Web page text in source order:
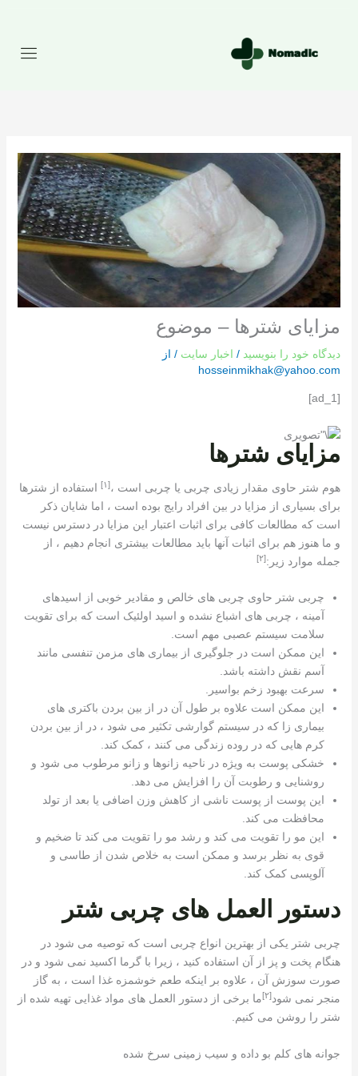
مزایای شترها – موضوع
دیدگاه‌ خود را بنویسید / اخبار سایت / از
hosseinmikhak@yahoo.com
[ad_1]
مزایای شترها
هوم شتر حاوی مقدار زیادی چربی یا چربی است ،[١]
استفاده از شترها
برای بسیاری از مزایا در بین افراد رایج بوده است ، اما شایان ذکر
است که مطالعات کافی برای اثبات اعتبار این مزایا در دسترس نیست
و ما هنوز هم برای اثبات آنها باید مطالعات بیشتری انجام دهیم ، از
جمله موارد زیر:[٢]
چربی شتر حاوی چربی های خالص و مقادیر خوبی از اسیدهای
آمینه ، چربی های اشباع نشده و اسید اولئیک است که برای تقویت
سلامت سیستم عصبی مهم است.
این ممکن است در جلوگیری از بیماری های مزمن تنفسی مانند
آسم نقش داشته باشد.
سرعت بهبود زخم بواسیر.
این ممکن است علاوه بر طول آن در از بین بردن باکتری های
بیماری زا که در سیستم گوارشی تکثیر می شود ، در از بین بردن
کرم هایی که در روده زندگی می کنند ، کمک کند.
خشکی پوست به ویژه در ناحیه زانوها و زانو مرطوب می شود و
روشنایی و رطوبت آن را افزایش می دهد.
این پوست از پوست ناشی از کاهش وزن اضافی یا بعد از تولد
محافظت می کند.
این مو را تقویت می کند و رشد مو را تقویت می کند تا ضخیم و
قوی به نظر برسد و ممکن است به خلاص شدن از طاسی و
آلوپسی کمک کند.
دستور العمل های چربی شتر
چربی شتر یکی از بهترین انواع چربی است که توصیه می شود در
هنگام پخت و پز از آن استفاده کنید ، زیرا با گرما اکسید نمی شود و در
صورت سوزش آن ، علاوه بر اینکه طعم خوشمزه غذا است ، به گاز
منجر نمی شود[٢]
ما برخی از دستور العمل های مواد غذایی تهیه شده از
شتر را روشن می کنیم.
جوانه های کلم بو داده و سیب زمینی سرخ شده